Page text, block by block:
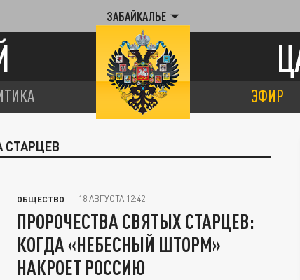
ЗАБАЙКАЛЬЕ
ЭФИР
СТАРЦЕВ
ОБЩЕСТВО 18 АВГУСТА 12:42
ПРОРОЧЕСТВА СВЯТЫХ СТАРЦЕВ:
КОГДА «НЕБЕСНЫЙ ШТОРМ»
НАКРОЕТ РОССИЮ